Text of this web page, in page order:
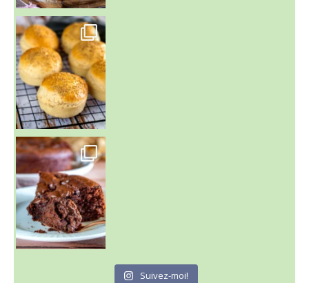
~ BUNS MAISON ~
Un peu de boulange par ici au
~ GÂTEAU FONDANT CHOCO NOISETTE ~
C'est lundi
Suivez-moi!